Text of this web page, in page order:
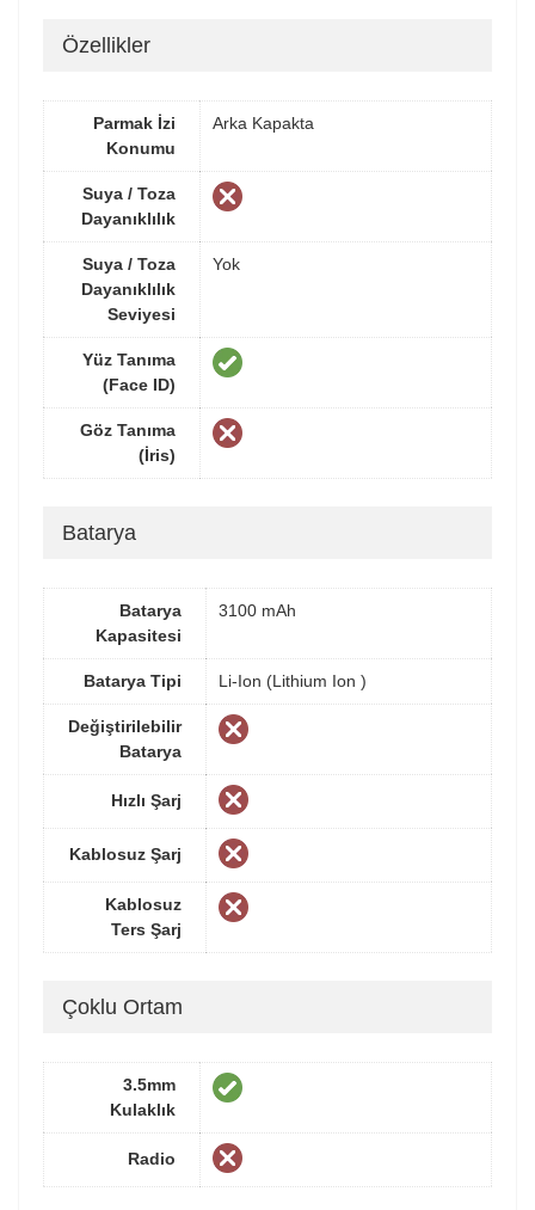
Özellikler
Parmak İzi
Konumu
Arka Kapakta
Suya / Toza
Dayanıklılık
Suya / Toza
Dayanıklılık
Seviyesi
Yok
Yüz Tanıma
(Face ID)
Göz Tanıma
(İris)
Batarya
Batarya
Kapasitesi
3100 mAh
Batarya Tipi Li-Ion (Lithium Ion )
Değiştirilebilir
Batarya
Hızlı Şarj
Kablosuz Şarj
Kablosuz
Ters Şarj
Çoklu Ortam
3.5mm
Kulaklık
Radio